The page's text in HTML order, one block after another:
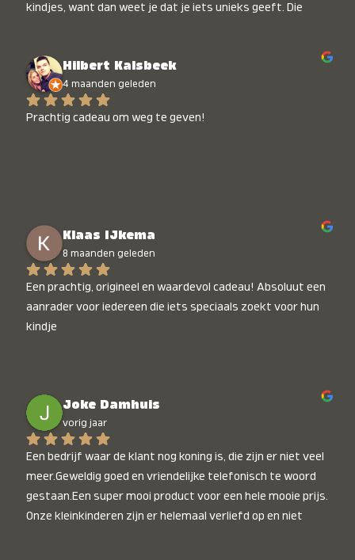
kindjes, want dan weet je dat je iets unieks geeft. Die
Hilbert Kalsbeek
4 maanden geleden
Prachtig cadeau om weg te geven!
Klaas IJkema
8 maanden geleden
Een prachtig, origineel en waardevol cadeau! Absoluut een
aanrader voor iedereen die iets speciaals zoekt voor hun
kindje
Joke Damhuis
vorig jaar
Een bedrijf waar de klant nog koning is, die zijn er niet veel
meer.Geweldig goed en vriendelijke telefonisch te woord
gestaan.Een super mooi product voor een hele mooie prijs.
Onze kleinkinderen zijn er helemaal verliefd op en niet